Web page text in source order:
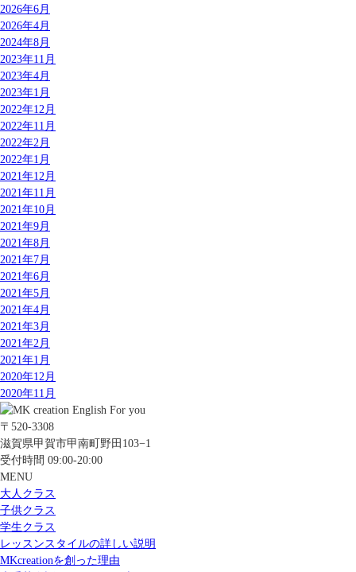
2026年6月
2026年4月
2024年8月
2023年11月
2023年4月
2023年1月
2022年12月
2022年11月
2022年2月
2022年1月
2021年12月
2021年11月
2021年10月
2021年9月
2021年8月
2021年7月
2021年6月
2021年5月
2021年4月
2021年3月
2021年2月
2021年1月
2020年12月
2020年11月
〒520-3308
滋賀県甲賀市甲南町野田103−1
受付時間 09:00-20:00
MENU
大人クラス
子供クラス
学生クラス
レッスンスタイルの詳しい説明
MKcreationを創った理由